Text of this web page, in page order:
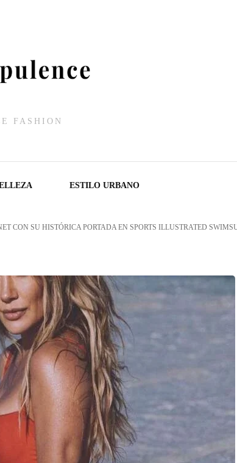
FASHION
ESTILO URBANO
CON SU HISTÓRICA PORTADA EN SPORTS ILLUSTRATED